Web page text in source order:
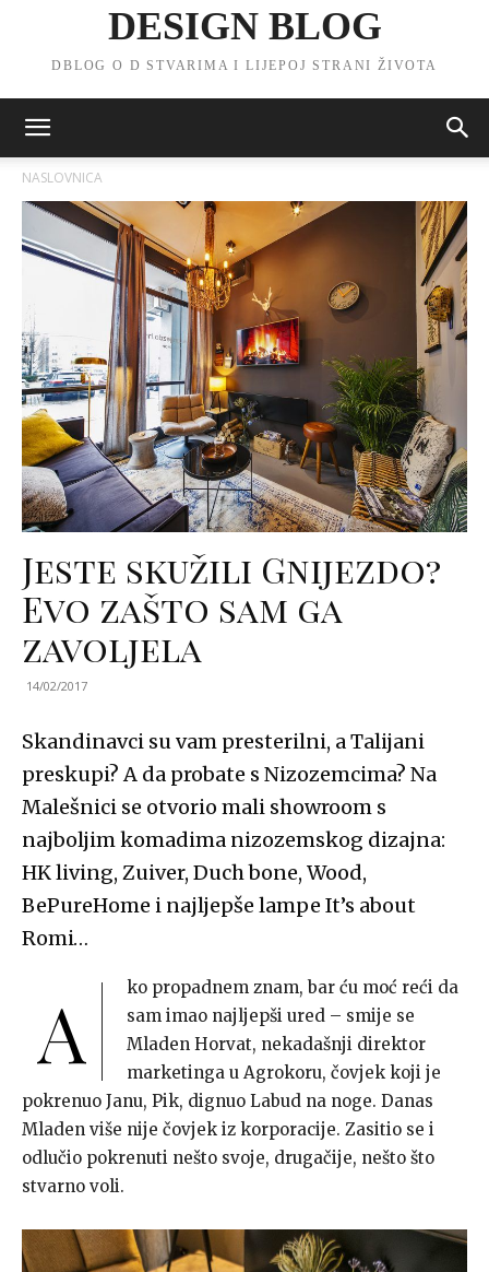
DESIGN BLOG
DBLOG O D STVARIMA I LIJEPOJ STRANI ŽIVOTA
NASLOVNICA
Jeste skužili Gnijezdo?
Evo zašto sam ga
zavoljela
14/02/2017
Skandinavci su vam presterilni, a Talijani
preskupi? A da probate s Nizozemcima? Na
Malešnici se otvorio mali showroom s
najboljim komadima nizozemskog dizajna:
HK living, Zuiver, Duch bone, Wood,
BePureHome i najljepše lampe It’s about
Romi…
A
ko propadnem znam, bar ću moć reći da
sam imao najljepši ured – smije se
Mladen Horvat, nekadašnji direktor
marketinga u Agrokoru, čovjek koji je
pokrenuo Janu, Pik, dignuo Labud na noge. Danas
Mladen više nije čovjek iz korporacije. Zasitio se i
odlučio pokrenuti nešto svoje, drugačije, nešto što
stvarno voli.